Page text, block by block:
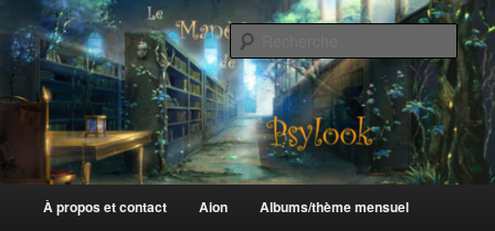
au
contenu
principalLe Manège de Psylook
principal
À propos et contact Aion Albums/thème mensuel